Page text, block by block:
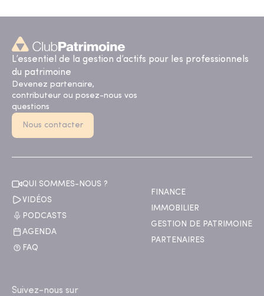
L’essentiel de la gestion d’actifs pour les professionnels
du patrimoine
Devenez partenaire,
contributeur ou posez-nous vos
questions
Nous contacter
QUI SOMMES-NOUS ?
VIDÉOS
PODCASTS
AGENDA
FAQ
FINANCE
IMMOBILIER
GESTION DE PATRIMOINE
PARTENAIRES
Suivez-nous sur